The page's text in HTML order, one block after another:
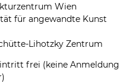
Wien
für angewandte Kunst
Lihotzky Zentrum
frei (keine Anmeldung